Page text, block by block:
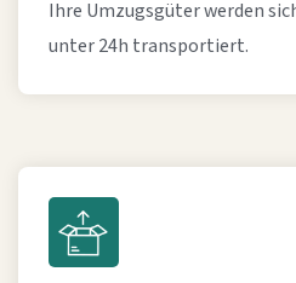
Ihre Umzugsgüter werden
unter 24h transportiert.